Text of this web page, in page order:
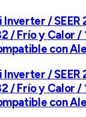
Inverter / SEER
/ Frío y Calor
con
Inverter / SEER
/ Frío y Calor
con